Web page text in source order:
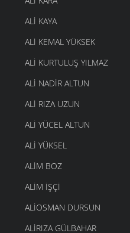
ALI KAYA
ALI KEMAL YÜKSEK
ALI KURTULUŞ YILMAZ
ALI NADIR ALTUN
ALI RIZA UZUN
ALI YÜCEL ALTUN
ALI YÜKSEL
ALIM BOZ
ALIM İŞÇI
ALIOSMAN DURSUN
ALIRIZA GÜLBAHAR